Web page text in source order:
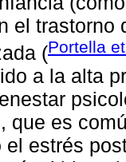
el trastorno
(Portella
a la alta
que es
el estrés